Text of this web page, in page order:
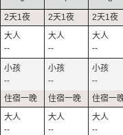
--
--
--
--
--
--
--
--
--